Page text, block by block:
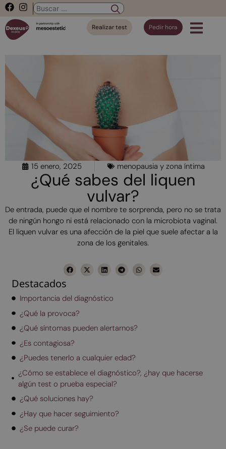
Realizar test Pedir hora
15 enero, 2025 menopausia y zona íntima
¿Qué sabes del liquen
vulvar?
De entrada, puede que el nombre te sorprenda, pero no se trata
de ningún hongo ni está relacionado con la microbiota vaginal.
El liquen vulvar es una afección de la piel que suele afectar a la
zona de los genitales.
Destacados
Importancia del diagnóstico
¿Qué la provoca?
¿Qué síntomas pueden alertarnos?
¿Es contagiosa?
¿Puedes tenerlo a cualquier edad?
¿Cómo se establece el diagnóstico?, ¿hay que hacerse
algún test o prueba especial?
¿Qué soluciones hay?
¿Hay que hacer seguimiento?
¿Se puede curar?